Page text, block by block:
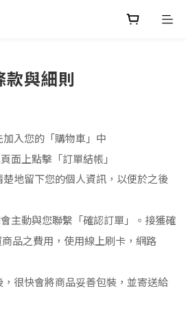
款與細則
入您的「購物車」中
面上點擊「訂單結帳」
地留下您的個人資訊，以便於之後
主動與您聯繫「確認訂單」。接獲確
品之費用，使用線上刷卡，網路
很快會將商品妥善包裝，並寄送給